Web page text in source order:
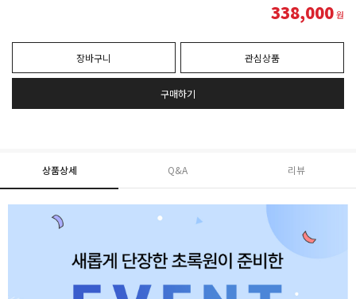
338,000원
장바구니 관심상품
구매하기
상품상세 Q&A 리뷰